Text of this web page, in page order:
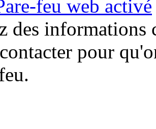
feu web activé
des informations
pour